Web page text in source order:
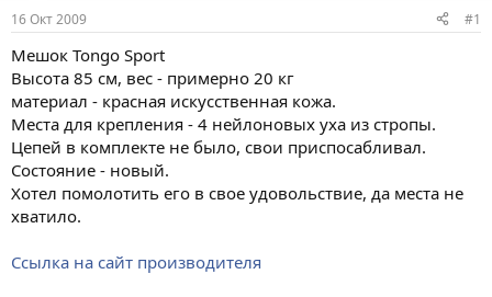
а
16 Окт 2009 #1
Мешок Tongo Sport
Высота 85 см, вес - примерно 20 кг
материал - красная искусственная кожа.
Места для крепления - 4 нейлоновых уха из стропы.
Цепей в комплекте не было, свои приспосабливал.
Состояние - новый.
Хотел помолотить его в свое удовольствие, да места не
хватило.
Ссылка на сайт производителя